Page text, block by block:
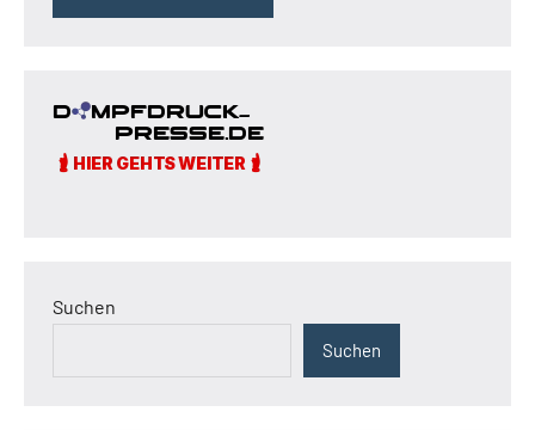
Suchen
Suchen